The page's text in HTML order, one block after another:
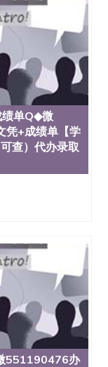
空学等，深
的商学课程
研究与学习。
2、客户付
电子图；
确认好转成
确认再付余
）。 三、
学位认证，
人员证明
。 3、留信网
用。 四、办理
院、交流学
学院、健康
人文学院、
排名在全美
育、建筑工
物学、统计
环境污染控
计、工商管
土木工程、数
剧、市场营
工智能、商
定客户办理
绩单等相关
绩单Q◆微
凭+成绩单【学
查）代办录取
551190476办